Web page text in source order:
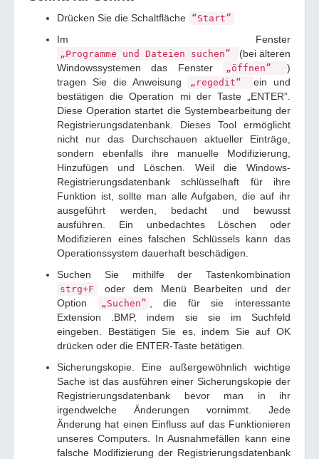
Drücken Sie die Schaltfläche “Start”
Im Fenster
„Programme und Dateien suchen”
(bei älteren
Windowssystemen das Fenster
„öffnen”
)
tragen Sie die Anweisung
„regedit“
ein und
bestätigen die Operation mi der Taste „ENTER”.
Diese Operation startet die Systembearbeitung der
Registrierungsdatenbank. Dieses Tool ermöglicht
nicht nur das Durchschauen aktueller Einträge,
sondern ebenfalls ihre manuelle Modifizierung,
Hinzufügen und Löschen. Weil die Windows-
Registrierungsdatenbank schlüsselhaft für ihre
Funktion ist, sollte man alle Aufgaben, die auf ihr
ausgeführt werden, bedacht und bewusst
ausführen. Ein unbedachtes Löschen oder
Modifizieren eines falschen Schlüssels kann das
Operationssystem dauerhaft beschädigen.
Suchen Sie mithilfe der Tastenkombination
strg+F
oder dem Menü Bearbeiten und der
Option
„Suchen”
, die für sie interessante
Extension .BMP, indem sie sie im Suchfeld
eingeben. Bestätigen Sie es, indem Sie auf OK
drücken oder die ENTER-Taste betätigen.
Sicherungskopie. Eine außergewöhnlich wichtige
Sache ist das ausführen einer Sicherungskopie der
Registrierungsdatenbank bevor man in ihr
irgendwelche Änderungen vornimmt. Jede
Änderung hat einen Einfluss auf das Funktionieren
unseres Computers. In Ausnahmefällen kann eine
falsche Modifizierung der Registrierungsdatenbank